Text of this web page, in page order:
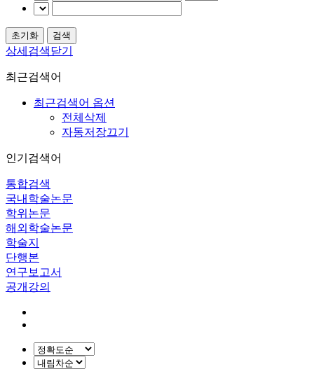
상세검색닫기
최근검색어
최근검색어 옵션
전체삭제
자동저장끄기
인기검색어
통합검색
국내학술논문
학위논문
해외학술논문
학술지
단행본
연구보고서
공개강의